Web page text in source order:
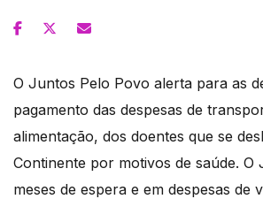
O Juntos Pelo Povo alerta para as
pagamento das despesas de
alimentação, dos doentes que se
Continente por motivos de saúde. O
meses de espera e em despesas de